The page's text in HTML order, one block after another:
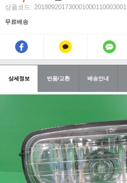
상품코드: 201809201730001000110003001
무료배송
상세정보 반품/교환 배송안내